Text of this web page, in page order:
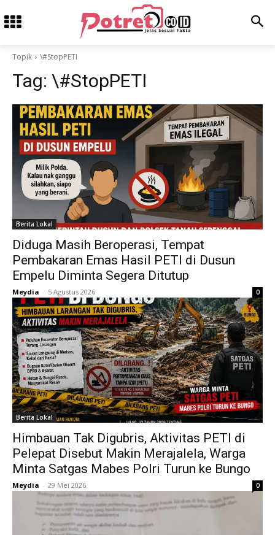
Topik \#StopPETI
Tag: \#StopPETI
Berita Lokal
Diduga Masih Beroperasi, Tempat
Pembakaran Emas Hasil PETI di Dusun
Empelu Diminta Segera Ditutup
Meydia - 5 Agustus 2026 0
Berita Lokal
Himbauan Tak Digubris, Aktivitas PETI di
Pelepat Disebut Makin Merajalela, Warga
Minta Satgas Mabes Polri Turun ke Bungo
Meydia - 29 Mei 2026 0